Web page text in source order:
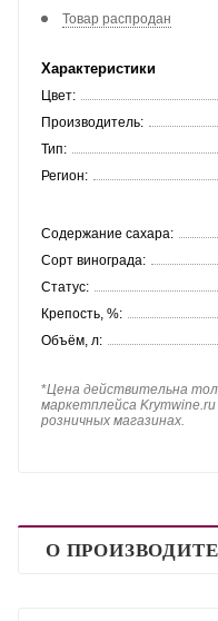
Товар распродан
Характеристики
Цвет:
Производитель:
Тип:
Регион:
Содержание сахара:
Сорт винограда:
Статус:
Крепость, %:
Объём, л:
*Цена действительна
маркетплейса
розничных магазинах.
О